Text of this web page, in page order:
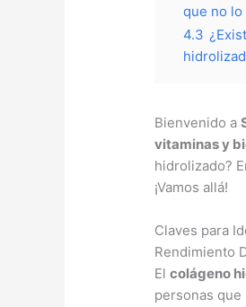
que no lo
4.3
Bienvenido a
vitaminas y
hidrolizado?
¡Vamos allá!
Claves para
Rendimiento
Elcolágeno
personas